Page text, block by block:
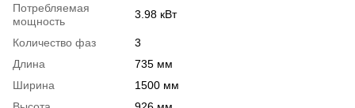
Потребляемая
мощность
3.98 кВт
Количество фаз
3
Длина
735 мм
Ширина
1500 мм